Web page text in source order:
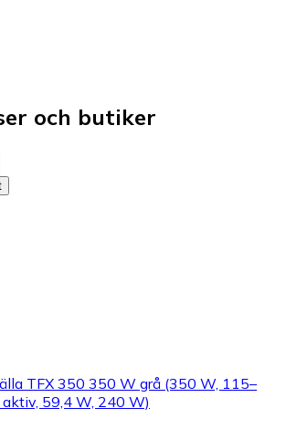
och butiker
TFX 350 350 W grå (350 W, 115–
59,4 W, 240 W)